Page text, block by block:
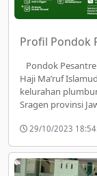
Profil Pondok
Pondok
Haji Ma’ruf
kelurahan
Sragen provinsi
29/10/2023